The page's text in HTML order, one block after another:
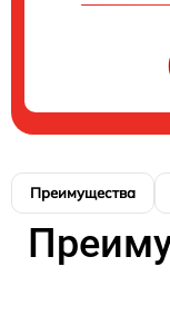
Преимущества